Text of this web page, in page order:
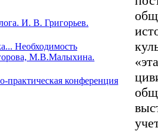
И. В. Григорьев.
Необходимость
М.В.Малыхина.
практическая конференция